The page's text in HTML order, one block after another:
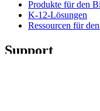
Produkte für den
K-12-Lösungen
Ressourcen für
Support